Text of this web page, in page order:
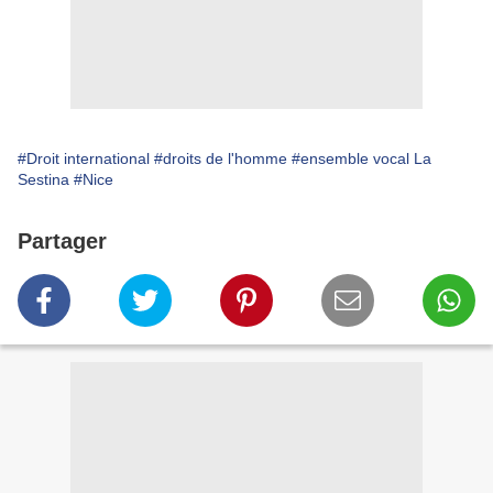
#Droit international #droits de l'homme #ensemble vocal La
Sestina #Nice
Partager